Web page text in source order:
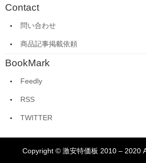
Contact
問い合わせ
商品記事掲載依頼
BookMark
Feedly
RSS
TWITTER
Copyright © 激安特価板 2010 – 2020